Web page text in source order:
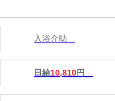
入浴介助
日給10,810円